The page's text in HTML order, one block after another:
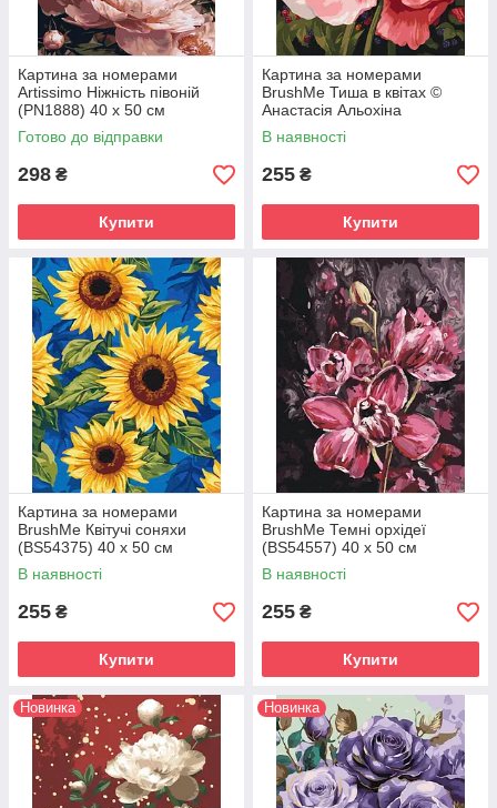
Картина за номерами
Artissimo Ніжність півоній
(PN1888) 40 х 50 см
Готово до відправки
298 ₴
Купити
Картина за номерами
BrushMe Тиша в квітах ©
Анастасія Альохіна
(BS54475) 40 х 50 см
В наявності
255 ₴
Купити
Картина за номерами
BrushMe Квітучі соняхи
(BS54375) 40 х 50 см
В наявності
255 ₴
Купити
Картина за номерами
BrushMe Темні орхідеї
(BS54557) 40 х 50 см
В наявності
255 ₴
Купити
Новинка Новинка